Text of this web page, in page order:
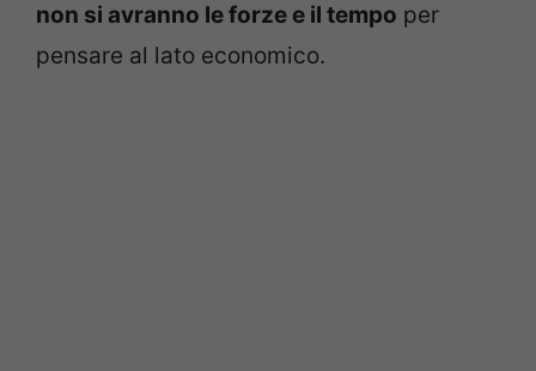
non si avranno le forze e il tempo per
pensare al lato economico.